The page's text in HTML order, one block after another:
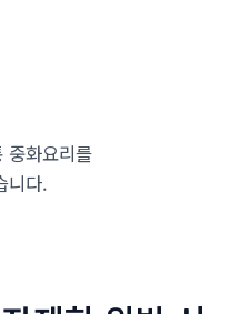
중화요리를
니다.